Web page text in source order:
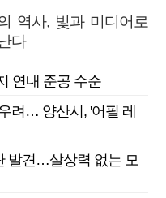
역사, 빛과 미디어로
다
연내 준공 수순
려… 양산시, '어필 레
발견…살상력 없는 모